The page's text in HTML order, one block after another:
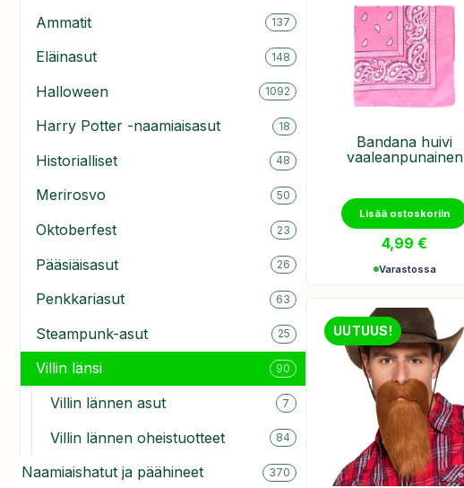
Ammatit 137
Eläinasut 148
Halloween 1092
Harry Potter -naamiaisasut 18
Historialliset 48
Merirosvo 50
Oktoberfest 23
Pääsiäisasut 26
Penkkariasut 63
Steampunk-asut 25
Villin länsi 90
Villin lännen asut 7
Villin lännen oheistuotteet 84
Naamiaishatut ja päähineet 370
Bandana huivi
vaaleanpunainen
Lisää ostoskoriin
4,99€
Varastossa
UUTUUS!